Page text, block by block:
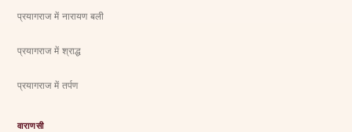
प्रयागराज में नारायण बली
प्रयागराज में श्राद्ध
प्रयागराज में तर्पण
वाराणसी